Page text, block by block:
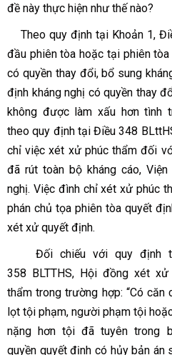
đề này thực hiện như thế nào?
Theo quy định tại Khoản 1,
đầu phiên tòa hoặc tại phiên
có quyền thay đổi, bổ sung
định kháng nghị có quyền thay
không được làm xấu hơn tình
theo quy định tại Điều 348
chỉ việc xét xử phúc thẩm đối
đã rút toàn bộ kháng cáo,
nghị. Việc đình chỉ xét xử phúc
phán chủ tọa phiên tòa quyết
xét xử quyết định.
Đối chiếu với quy định
358 BLTTHS, Hội đồng xét
thẩm trong trường hợp: “Có căn
lọt tội phạm, người phạm tội
nặng hơn tội đã tuyên trong
quyền quyết định có hủy bản